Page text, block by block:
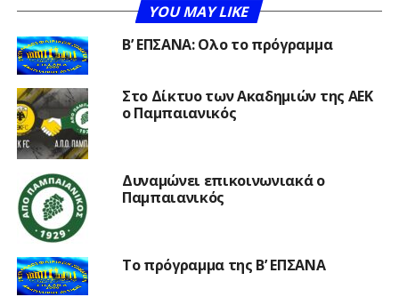
YOU MAY LIKE
Β’ ΕΠΣΑΝΑ: Ολο το πρόγραμμα
Στο Δίκτυο των Ακαδημιών της ΑΕΚ
ο Παμπαιανικός
Δυναμώνει επικοινωνιακά ο
Παμπαιανικός
Το πρόγραμμα της Β’ ΕΠΣΑΝΑ